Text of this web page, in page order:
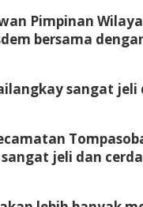
Pimpinan
bersama
sangat jeli
jeli dan